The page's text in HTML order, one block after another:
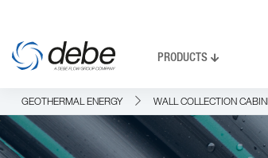
PRODUCTS
GEOTHERMAL ENERGY WALL COLLECTION